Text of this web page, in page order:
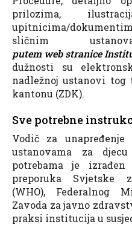
prilozima,
upitnicima/
sličnim
putem web stranice
dužnosti su
nadležnoj ustanovi tog
kantonu (ZDK).
Sve potrebne
Vodič za
ustanovama za
potrebama je
preporuka Svjetske
(WHO), Federalnog
Zavoda za javno
praksi institucija u